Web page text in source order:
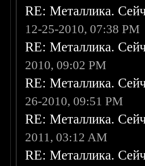
RE: Металлика.
12-25-2010, 07:38 PM
RE: Металлика.
2010, 09:02 PM
RE: Металлика.
26-2010, 09:51 PM
RE: Металлика.
2011, 03:12 AM
RE: Металлика.